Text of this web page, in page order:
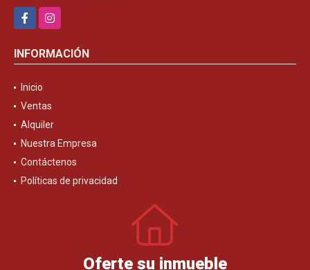
FacebookInstagram
INFORMACIÓN
Inicio
Ventas
Alquiler
Nuestra Empresa
Contáctenos
Políticas de privacidad
Oferte su inmueble